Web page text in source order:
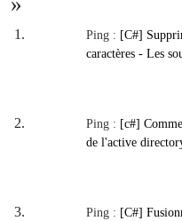
Ping : [C#]
caractères - Les
Ping : [c#]
de l'active
Ping : [C#]